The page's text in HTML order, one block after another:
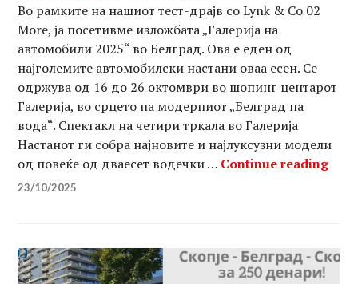
Во рамките на нашиот тест-драјв со Lynk & Co 02
More, ја посетивме изложбата „Галерија на
автомобили 2025“ во Белград. Ова е еден од
најголемите автомобилски настани оваа есен. Се
одржува од 16 до 26 октомври во шопинг центарот
Галерија, во срцето на модерниот „Белград на
вода“. Спектакл на четири тркала во Галерија
Настанот ги собра најновите и најлуксузни модели
од повеќе од дваесет водечки … Continue reading
23/10/2025